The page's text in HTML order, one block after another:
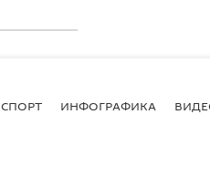
СПОРТ ИНФОГРАФИКА